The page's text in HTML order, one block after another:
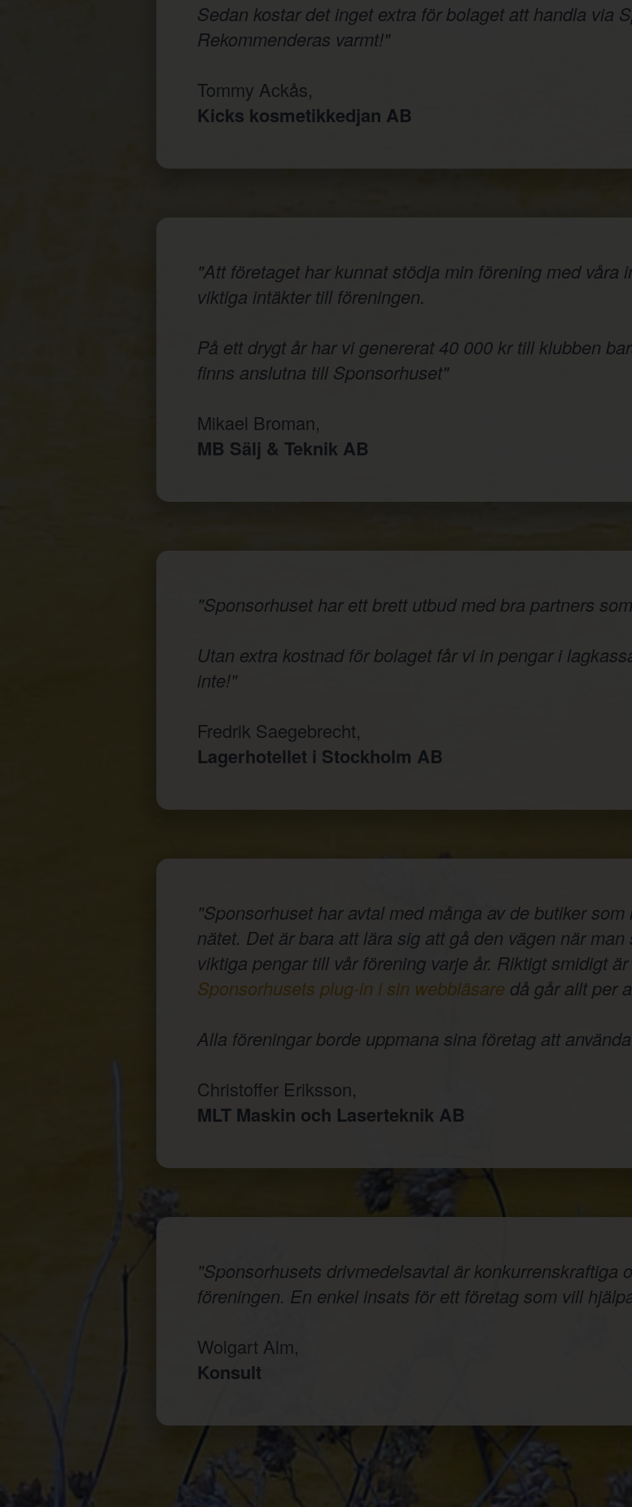
Sedan kostar det inget extra för bolaget att handla via
Rekommenderas varmt!"
Tommy Ackås,
Kicks kosmetikkedjan AB
"Att företaget har kunnat stödja min förening med våra
viktiga intäkter till föreningen.
På ett drygt år har vi genererat 40 000 kr till klubben
finns anslutna till Sponsorhuset"
Mikael Broman,
MB Sälj & Teknik AB
"Sponsorhuset har ett brett utbud med bra partners
Utan extra kostnad för bolaget får vi in pengar i
inte!"
Fredrik Saegebrecht,
Lagerhotellet i Stockholm AB
"Sponsorhuset har avtal med många av de butiker
nätet. Det är bara att lära sig att gå den vägen när
viktiga pengar till vår förening varje år. Riktigt smidigt
Sponsorhusets plug-in i sin webbläsare då går allt per
Alla föreningar borde uppmana sina företag att
Christoffer Eriksson,
MLT Maskin och Laserteknik AB
"Sponsorhusets drivmedelsavtal är konkurrenskraftiga
föreningen. En enkel insats för ett företag som vill
Wolgart Alm,
Konsult